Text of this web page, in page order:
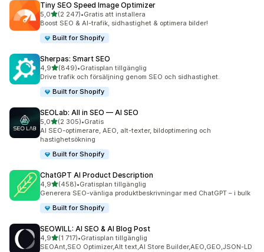
Tiny SEO Speed Image Optimizer
5,0av 5 stjärnor
(2 247)
2247 recensioner totalt
•Gratis att installera
Boost SEO & AI-trafik, sidhastighet & optimera bilder!
Built for Shopify
Sherpas: Smart SEO
4,9av 5 stjärnor
(849)
849 recensioner totalt
•Gratisplan tillgänglig
Drive trafik och försäljning genom SEO och sidhastighet.
Built for Shopify
SEOLab: All in SEO — AI SEO
5,0av 5 stjärnor
(2 305)
2305 recensioner totalt
•Gratis
AI SEO-optimerare, AEO, alt-texter, bildoptimering och
hastighetsökning
Built for Shopify
ChatGPT AI Product Description
4,9av 5 stjärnor
(458)
458 recensioner totalt
•Gratisplan tillgänglig
Generera SEO-vänliga produktbeskrivningar med ChatGPT – i bulk
Built for Shopify
SEOWILL: AI SEO & AI Blog Post
4,9av 5 stjärnor
(1 717)
1717 recensioner totalt
•Gratisplan tillgänglig
SEOAnt,SEO Optimizer,Alt text,AI Store Builder,AEO,GEO,JSON-LD